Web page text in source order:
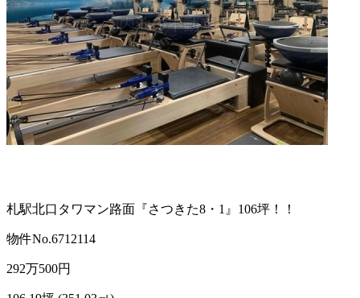
札駅北口タワマン路面『さつきた8・1』106坪！！
物件No.6712114
292万500円